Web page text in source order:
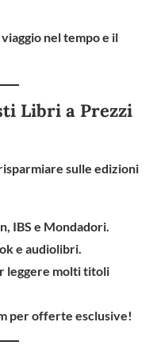
nel tempo e il
Libri a Prezzi
sulle edizioni
IBS e Mondadori.
e audiolibri.
leggere molti titoli
per offerte esclusive!